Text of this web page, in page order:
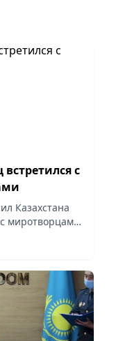
с
Казахстана
миротворцами
начальных
восточного